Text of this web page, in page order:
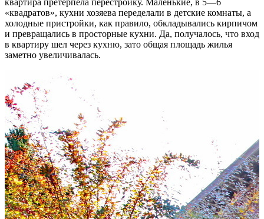
«квадратов», кухни хозяева переделали в детские комнаты, а
холодные пристройки, как правило, обкладывались кирпичом
и превращались в просторные кухни. Да, получалось, что вход
в квартиру шел через кухню, зато общая площадь жилья
заметно увеличивалась.